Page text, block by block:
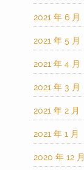
2021 年 6 月
2021 年 5 月
2021 年 4 月
2021 年 3 月
2021 年 2 月
2021 年 1 月
2020 年 12 月